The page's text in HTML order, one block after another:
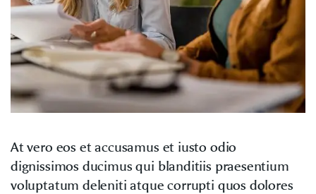
At vero eos et accusamus et iusto odio
dignissimos ducimus qui blanditiis praesentium
voluptatum deleniti atque corrupti quos dolores